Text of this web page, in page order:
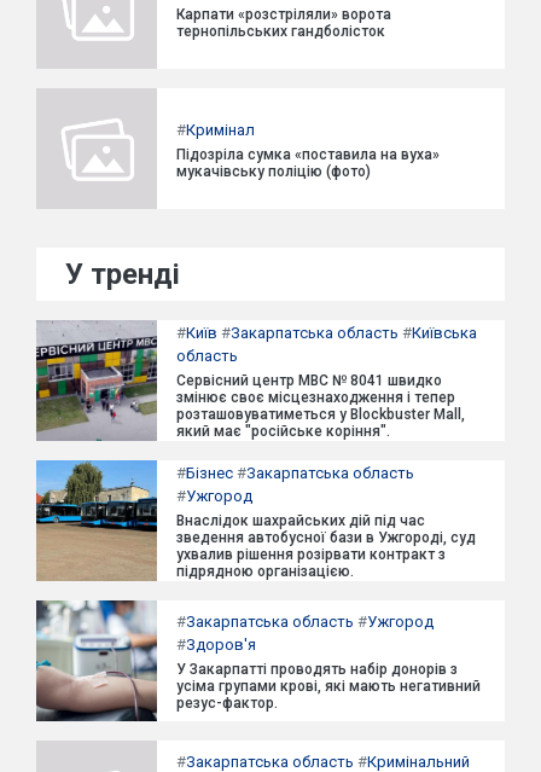
Карпати «розстріляли» ворота
тернопільських гандболісток
#Кримінал
Підозріла сумка «поставила на вуха»
мукачівську поліцію (фото)
У тренді
#Київ #Закарпатська область #Київська
область
Сервісний центр МВС № 8041 швидко
змінює своє місцезнаходження і тепер
розташовуватиметься у Blockbuster Mall,
який має "російське коріння".
#Бізнес #Закарпатська область
#Ужгород
Внаслідок шахрайських дій під час
зведення автобусної бази в Ужгороді, суд
ухвалив рішення розірвати контракт з
підрядною організацією.
#Закарпатська область #Ужгород
#Здоров'я
У Закарпатті проводять набір донорів з
усіма групами крові, які мають негативний
резус-фактор.
#Закарпатська область #Кримінальний